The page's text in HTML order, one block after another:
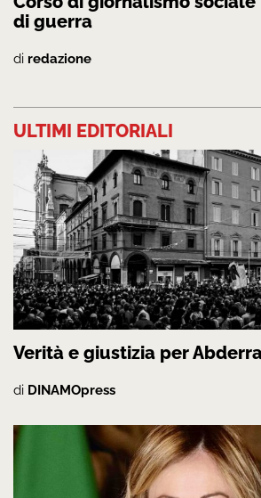
di guerra
di redazione
ULTIMI EDITORIALI
Verità e giustizia per
di DINAMOpress